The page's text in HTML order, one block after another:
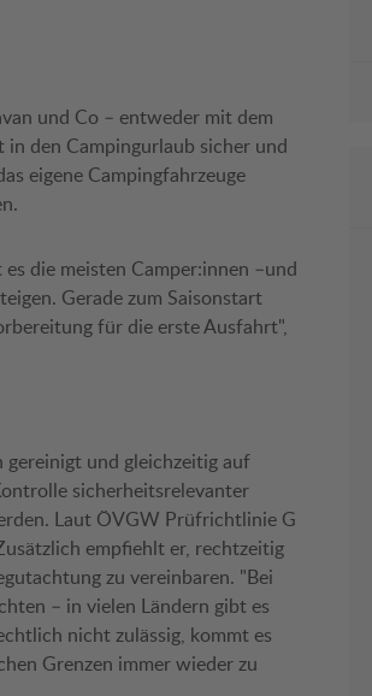
und Co – entweder mit dem
den Campingurlaub sicher und
eigene Campingfahrzeuge
die meisten Camper:innen –und
Gerade zum Saisonstart
für die erste Ausfahrt",
gereinigt und gleichzeitig auf
sicherheitsrelevanter
Laut ÖVGW Prüfrichtlinie G
empfiehlt er, rechtzeitig
zu vereinbaren. "Bei
– in vielen Ländern gibt es
nicht zulässig, kommt es
Grenzen immer wieder zu